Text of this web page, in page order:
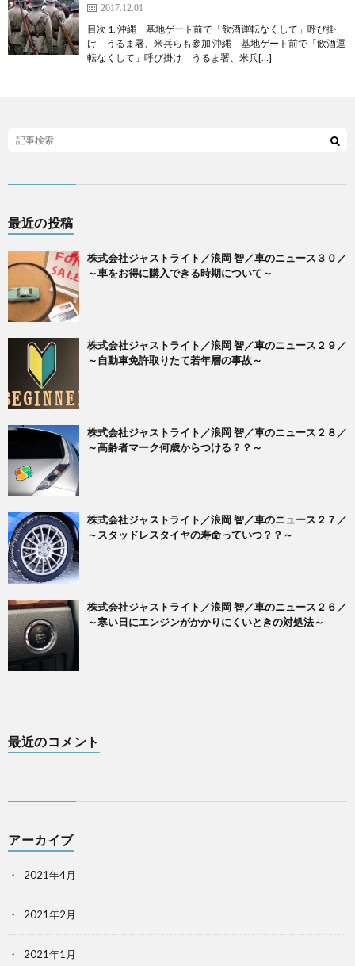
2017.12.01
目次 1. 沖縄 基地ゲート前で「飲酒運転なくして」呼び掛
け うるま署、米兵らも参加 沖縄 基地ゲート前で「飲酒運
転なくして」呼び掛け うるま署、米兵[…]
最近の投稿
株式会社ジャストライト／浪岡 智／車のニュース３０／
～車をお得に購入できる時期について～
株式会社ジャストライト／浪岡 智／車のニュース２９／
～自動車免許取りたて若年層の事故～
株式会社ジャストライト／浪岡 智／車のニュース２８／
～高齢者マーク何歳からつける？？～
株式会社ジャストライト／浪岡 智／車のニュース２７／
～スタッドレスタイヤの寿命っていつ？？～
株式会社ジャストライト／浪岡 智／車のニュース２６／
～寒い日にエンジンがかかりにくいときの対処法～
最近のコメント
アーカイブ
2021年4月
2021年2月
2021年1月